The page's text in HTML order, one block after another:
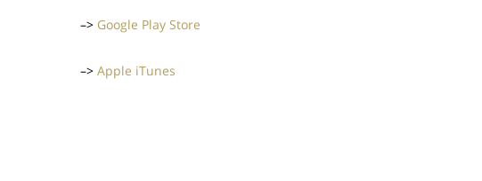
–> Google Play Store
–> Apple iTunes